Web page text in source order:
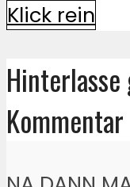
Klick rein
Kommentar